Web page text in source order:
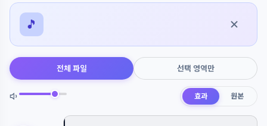
🎵
전체 파일 선택 영역만
효과 원본